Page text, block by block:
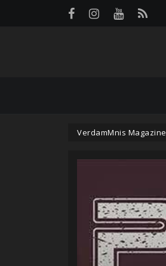
VerdamMnis Magazine
Panneau de gestion des cookies